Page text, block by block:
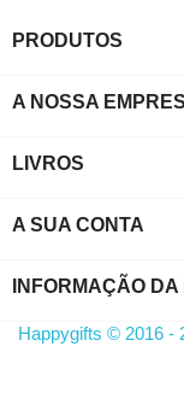
PRODUTOS
A NOSSA
LIVROS
A SUA CONTA
INFORMAÇÃO
Happygifts © 2016 -